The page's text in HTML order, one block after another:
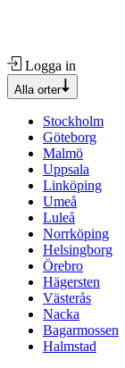
Logga in
Alla orter
Stockholm
Göteborg
Malmö
Uppsala
Linköping
Umeå
Luleå
Norrköping
Helsingborg
Örebro
Hägersten
Västerås
Nacka
Bagarmossen
Halmstad